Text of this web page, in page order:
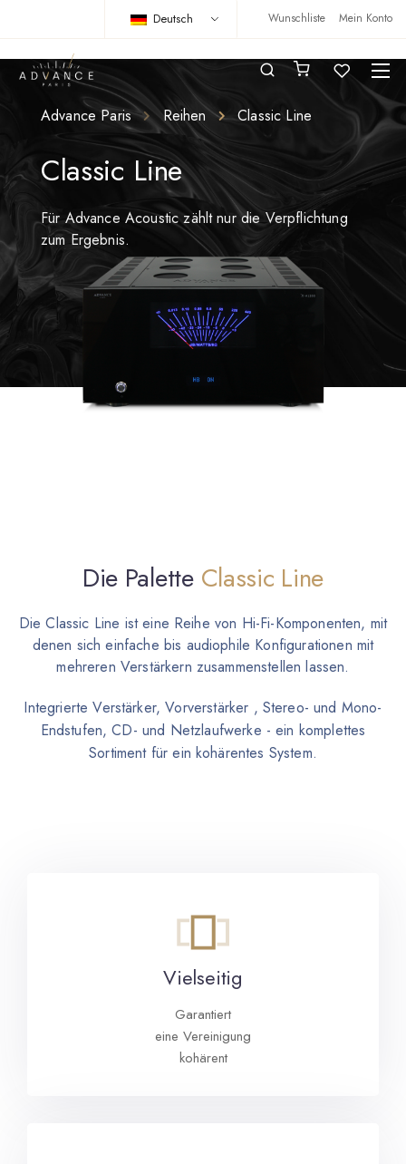
Wunschliste Mein Konto
Deutsch
Advance Paris Reihen Classic Line
Classic Line
Für Advance Acoustic zählt nur die Verpflichtung
zum Ergebnis.
Die Palette Classic Line
Die Classic Line ist eine Reihe von Hi-Fi-Komponenten, mit
denen sich einfache bis audiophile Konfigurationen mit
mehreren Verstärkern zusammenstellen lassen.
Integrierte Verstärker, Vorverstärker , Stereo- und Mono-
Endstufen, CD- und Netzlaufwerke - ein komplettes
Sortiment für ein kohärentes System.
Vielseitig
Garantiert
eine Vereinigung
kohärent